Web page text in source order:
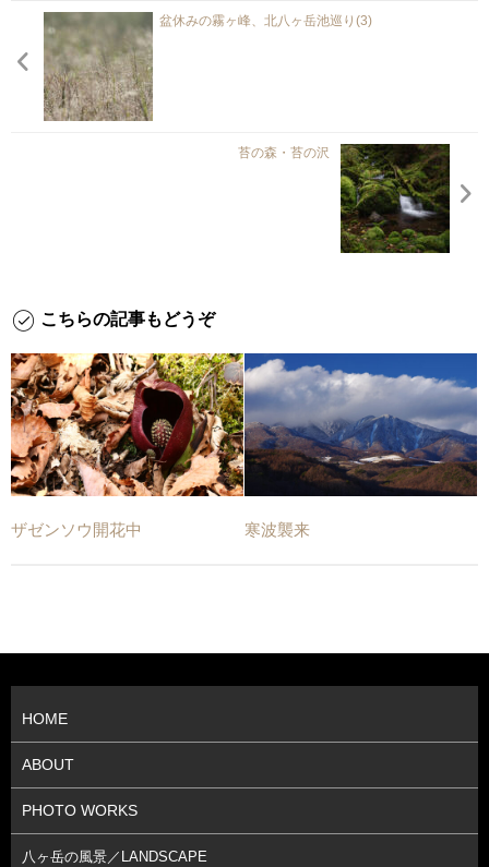
盆休みの霧ヶ峰、北八ヶ岳池巡り(3)
苔の森・苔の沢
こちらの記事もどうぞ
ザゼンソウ開花中 寒波襲来
HOME
ABOUT
PHOTO WORKS
八ヶ岳の風景／LANDSCAPE